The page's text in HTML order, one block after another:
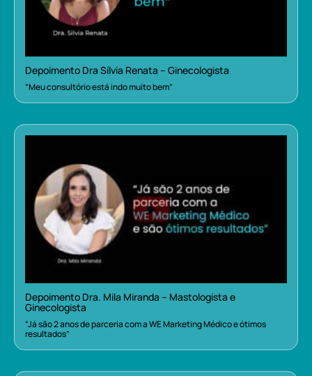
Depoimento Dra Sílvia Renata – Ginecologista
“Meu consultório está indo muito bem”
Depoimento Dra. Mila Miranda – Mastologista e
Ginecologista
“Já são 2 anos de parceria com a WE Marketing Médico e ótimos
resultados”